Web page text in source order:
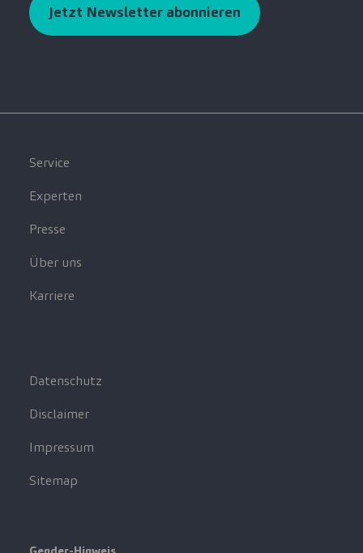
Jetzt Newsletter abonnieren
Service
Experten
Presse
Über uns
Karriere
Datenschutz
Disclaimer
Impressum
Sitemap